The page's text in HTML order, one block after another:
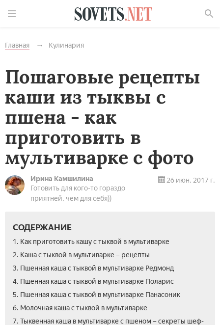
Главная Кулинария
Пошаговые рецепты
каши из тыквы с
пшена - как
приготовить в
мультиварке с фото
Ирина Камшилина
Готовить для кого-то гораздо
приятней, чем для себя))
26 июн. 2017 г.
СОДЕРЖАНИЕ
1. Как приготовить кашу с тыквой в мультиварке
2. Каша с тыквой в мультиварке – рецепты
3. Пшенная каша с тыквой в мультиварке Редмонд
4. Пшенная каша с тыквой в мультиварке Поларис
5. Пшенная каша с тыквой в мультиварке Панасоник
6. Молочная каша с тыквой в мультиварке
7. Тыквенная каша в мультиварке с пшеном – секреты шеф-